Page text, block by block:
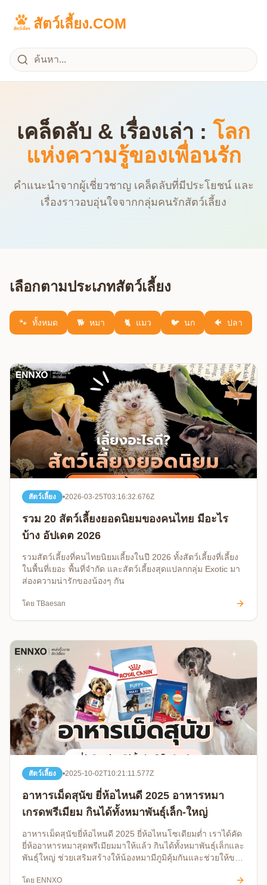
สัตว์เลี้ยง.COM
เคล็ดลับ & เรื่องเล่า : โลก
แห่งความรู้ของเพื่อนรัก
คำแนะนำจากผู้เชี่ยวชาญ เคล็ดลับที่มีประโยชน์ และ
เรื่องราวอบอุ่นใจจากกลุ่มคนรักสัตว์เลี้ยง
เลือกตามประเภทสัตว์เลี้ยง
🐾 ทั้งหมด 🐕 หมา 🐈 แมว 🐦 นก 🐠 ปลา
สัตว์เลี้ยง •2026-03-25T03:16:32.676Z
รวม 20 สัตว์เลี้ยงยอดนิยมของคนไทย มีอะไร
บ้าง อัปเดต 2026
รวมสัตว์เลี้ยงที่คนไทยนิยมเลี้ยงในปี 2026 ทั้งสัตว์เลี้ยงที่เลี้ยง
ในพื้นที่เยอะ พื้นที่จำกัด และสัตว์เลี้ยงสุดแปลกกลุ่ม Exotic มา
ส่องความน่ารักของน้องๆ กัน
โดย TBaesan
สัตว์เลี้ยง •2025-10-02T10:21:11.577Z
อาหารเม็ดสุนัข ยี่ห้อไหนดี 2025 อาหารหมา
เกรดพรีเมียม กินได้ทั้งหมาพันธุ์เล็ก-ใหญ่
อาหารเม็ดสุนัขยี่ห้อไหนดี 2025 ยี่ห้อไหนโซเดียมต่ำ เราได้คัด
ยี่ห้ออาหารหมาสุดพรีเมียมมาให้แล้ว กินได้ทั้งหมาพันธุ์เล็กและ
พันธุ์ใหญ่ ช่วยเสริมสร้างให้น้องหมามีภูมิคุ้มกันและช่วยให้ขน
โดย ENNXO